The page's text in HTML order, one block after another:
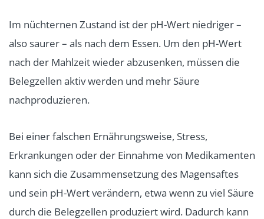
Im nüchternen Zustand ist der pH-Wert niedriger –
also saurer – als nach dem Essen. Um den pH-Wert
nach der Mahlzeit wieder abzusenken, müssen die
Belegzellen aktiv werden und mehr Säure
nachproduzieren.
Bei einer falschen Ernährungsweise, Stress,
Erkrankungen oder der Einnahme von Medikamenten
kann sich die Zusammensetzung des Magensaftes
und sein pH-Wert verändern, etwa wenn zu viel Säure
durch die Belegzellen produziert wird. Dadurch kann